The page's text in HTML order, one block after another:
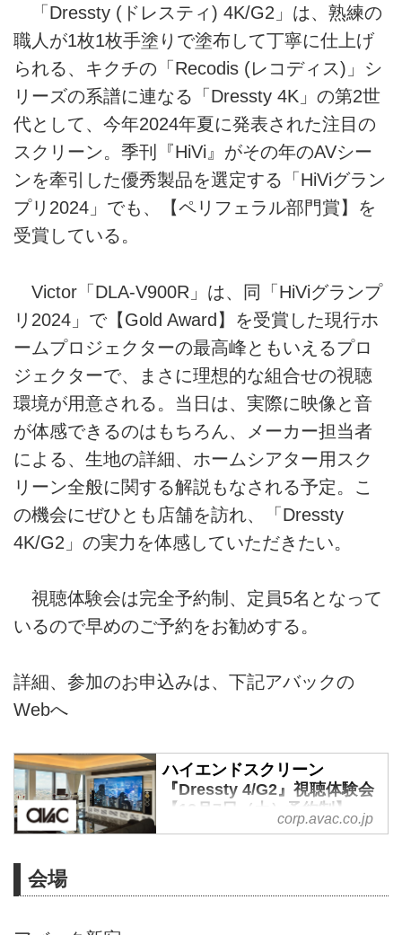
「Dressty (ドレスティ) 4K/G2」は、熟練の
職人が1枚1枚手塗りで塗布して丁寧に仕上げ
られる、キクチの「Recodis (レコディス)」シ
リーズの系譜に連なる「Dressty 4K」の第2世
代として、今年2024年夏に発表された注目の
スクリーン。季刊『HiVi』がその年のAVシー
ンを牽引した優秀製品を選定する「HiViグラン
プリ2024」でも、【ペリフェラル部門賞】を
受賞している。
Victor「DLA-V900R」は、同「HiViグランプ
リ2024」で【Gold Award】を受賞した現行ホ
ームプロジェクターの最高峰ともいえるプロ
ジェクターで、まさに理想的な組合せの視聴
環境が用意される。当日は、実際に映像と音
が体感できるのはもちろん、メーカー担当者
による、生地の詳細、ホームシアター用スク
リーン全般に関する解説もなされる予定。こ
の機会にぜひとも店舗を訪れ、「Dressty
4K/G2」の実力を体感していただきたい。
視聴体験会は完全予約制、定員5名となって
いるので早めのご予約をお勧めする。
詳細、参加のお申込みは、下記アバックの
Webへ
ハイエンドスクリーン
『Dressty 4/G2』視聴体験会
【12月7日（土）予約制】
ホームシアター専門サイト
corp.avac.co.jp
会場